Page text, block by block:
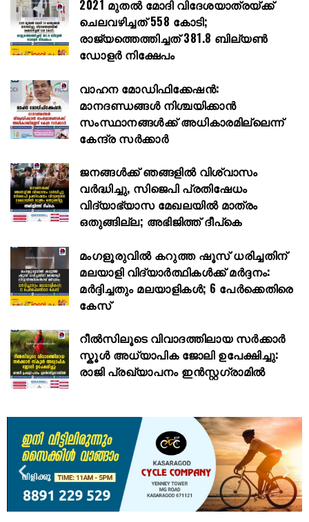
2021 മുതൽ മോദി വിദേശയാത്രയ്ക്ക്
ചെലവഴിച്ചത് 558 കോടി;
രാജ്യത്തെത്തിച്ചത് 381.8 ബില്യൺ
ഡോളർ നിക്ഷേപം
വാഹന മോഡിഫിക്കേഷൻ:
മാനദണ്ഡങ്ങൾ നിശ്ചയിക്കാൻ
സംസ്ഥാനങ്ങൾക്ക് അധികാരമില്ലെന്ന്
കേന്ദ്ര സർക്കാർ
ജനങ്ങൾക്ക് ഞങ്ങളിൽ വിശ്വാസം
വർദ്ധിച്ചു, സിജെപി പ്രതിഷേധം
വിദ്യാഭ്യാസ മേഖലയിൽ മാത്രം
ഒതുങ്ങില്ല; അഭിജിത്ത് ദീപ്കെ
മംഗളൂരുവിൽ കറുത്ത ഷൂസ് ധരിച്ചതിന്
മലയാളി വിദ്യാർത്ഥികൾക്ക് മർദ്ദനം:
മർദ്ദിച്ചതും മലയാളികൾ; 6 പേർക്കെതിരെ
കേസ്
റീൽസിലൂടെ വിവാദത്തിലായ സർക്കാർ
സ്കൂൾ അധ്യാപിക ജോലി ഉപേക്ഷിച്ചു:
രാജി പ്രഖ്യാപനം ഇൻസ്റ്റഗ്രാമിൽ